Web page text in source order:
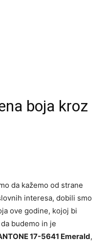
boja kroz
da kažemo od strane
interesa, dobili smo
ove godine, kojoj bi
budemo in je
17-5641 Emerald,